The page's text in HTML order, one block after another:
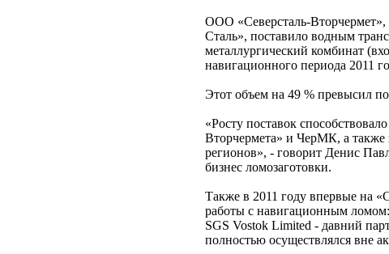
ООО «Северсталь-Вторчермет»,
Сталь», поставило водным
металлургический комбинат
навигационного периода 2011
Этот объем на 49 % превысил
«Росту поставок
Вторчермета» и ЧерМК, а также
регионов», - говорит Денис
бизнес ломозаготовки.
Также в 2011 году впервые на
работы с навигационным ломом:
SGS Vostok Limited - давний
полностью осуществлялся вне